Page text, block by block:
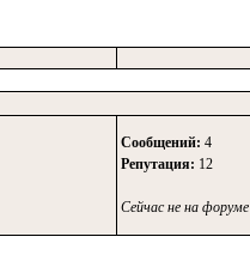
Сообщений: 4
Репутация: 12
Сейчас не на форуме